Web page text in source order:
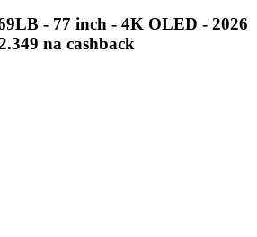
- 77 inch - 4K OLED - 2026
na cashback